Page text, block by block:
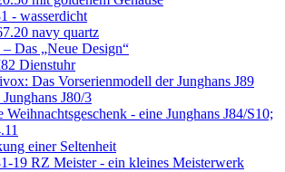
- wasserdicht
navy quartz
Das „Neue Design“
Dienstuhr
Das Vorserienmodell der Junghans J89
J80/3
Weihnachtsgeschenk - eine Junghans J84/S10;
einer Seltenheit
19 RZ Meister - ein kleines Meisterwerk